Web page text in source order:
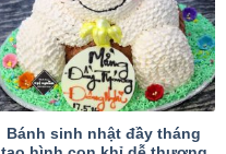
Bánh sinh nhật đầy tháng